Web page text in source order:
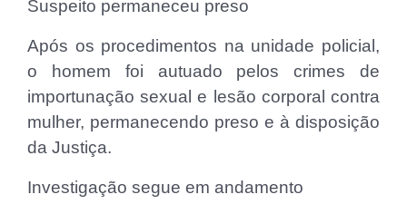
Suspeito permaneceu preso
Após os procedimentos na unidade policial,
o homem foi autuado pelos crimes de
importunação sexual e lesão corporal contra
mulher, permanecendo preso e à disposição
da Justiça.
Investigação segue em andamento